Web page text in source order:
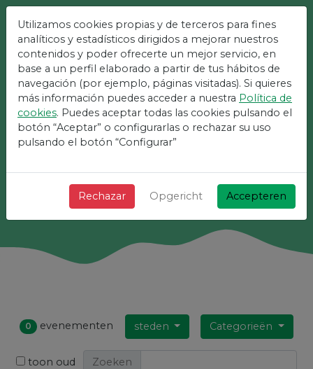
Het Gemakkelijkste
Platform Voor
Evenementen
+ Snel + Eenvoudig en gratis!
Zoeken
0 evenementen steden Categorieën
toon oud Zoeken
Utilizamos cookies propias y de terceros para fines
analíticos y estadísticos dirigidos a mejorar nuestros
contenidos y poder ofrecerte un mejor servicio, en
base a un perfil elaborado a partir de tus hábitos de
navegación (por ejemplo, páginas visitadas). Si quieres
más información puedes acceder a nuestra Política de
cookies. Puedes aceptar todas las cookies pulsando el
botón “Aceptar” o configurarlas o rechazar su uso
pulsando el botón “Configurar”
Rechazar Opgericht Accepteren